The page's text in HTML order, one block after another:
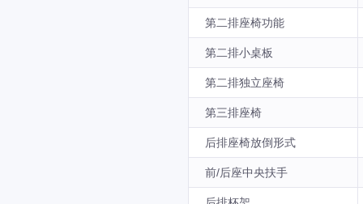
第二排座椅功能
第二排小桌板
第二排独立座椅
第三排座椅
后排座椅放倒形式
前/后座中央扶手